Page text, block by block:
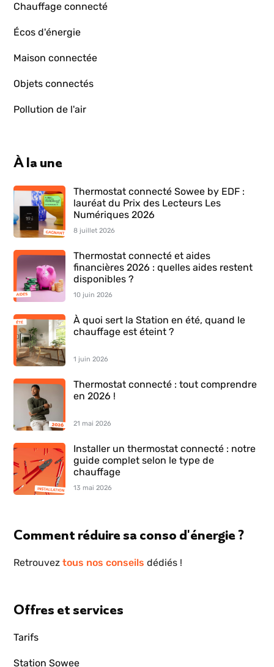
Chauffage connecté
Écos d'énergie
Maison connectée
Objets connectés
Pollution de l'air
À la une
Thermostat connecté Sowee by EDF :
lauréat du Prix des Lecteurs Les
Numériques 2026
8 juillet 2026
Thermostat connecté et aides
financières 2026 : quelles aides restent
disponibles ?
10 juin 2026
À quoi sert la Station en été, quand le
chauffage est éteint ?
1 juin 2026
Thermostat connecté : tout comprendre
en 2026 !
21 mai 2026
Installer un thermostat connecté : notre
guide complet selon le type de
chauffage
13 mai 2026
Comment réduire sa conso d'énergie ?
Retrouveztous nos conseils dédiés !
Offres et services
Tarifs
Station Sowee